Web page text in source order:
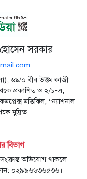
সরকার
৬৯/০ বীর উত্তম কাজী
প্রকাশিত ও ২/১-এ,
মতিঝিল, “ন্যাশনাল
মুদ্রিত।
বিভাগ
অভিযোগ থাকলে
০২৯৯৬৬৩৬৫৩৬।